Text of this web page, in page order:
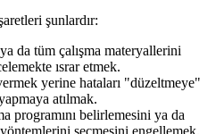
şunlardır:
da tüm çalışma materyallerini
ısrar etmek.
yerine hataları "düzeltmeye"
atılmak.
programını belirlemesini ya da
seçmesini engellemek.